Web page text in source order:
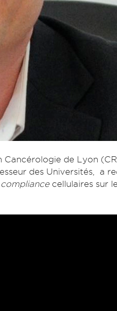
de Lyon
des Universités, a
compliancecellulaires sur